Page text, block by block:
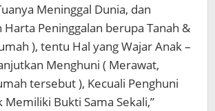
Meninggal Dunia, dan
Harta Peninggalan berupa Tanah &
), tentu Hal yang Wajar Anak –
Menghuni ( Merawat,
tersebut ), Kecuali Penghuni
Bukti Sama Sekali,”